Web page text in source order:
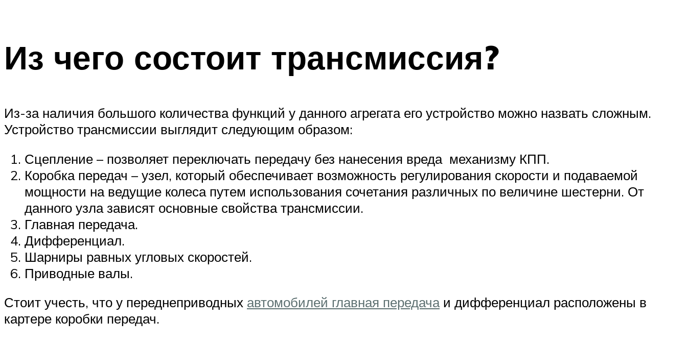
Из чего состоит трансмиссия?
Из-за наличия большого количества функций у данного агрегата его устройство можно назвать сложным.
Устройство трансмиссии выглядит следующим образом:
Сцепление – позволяет переключать передачу без нанесения вреда механизму КПП.
Коробка передач – узел, который обеспечивает возможность регулирования скорости и подаваемой
мощности на ведущие колеса путем использования сочетания различных по величине шестерни. От
данного узла зависят основные свойства трансмиссии.
Главная передача.
Дифференциал.
Шарниры равных угловых скоростей.
Приводные валы.
Стоит учесть, что у переднеприводных автомобилей главная передачаи дифференциал расположены в
картере коробки передач.